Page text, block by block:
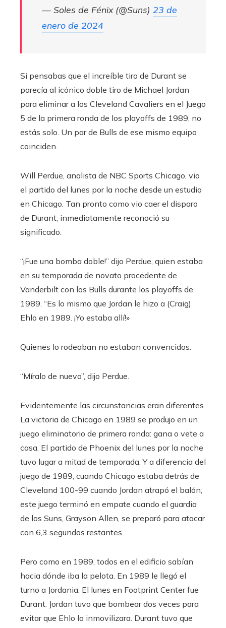
— Soles de Fénix (@Suns) 23 de
enero de 2024
Si pensabas que el increíble tiro de Durant se
parecía al icónico doble tiro de Michael Jordan
para eliminar a los Cleveland Cavaliers en el Juego
5 de la primera ronda de los playoffs de 1989, no
estás solo. Un par de Bulls de ese mismo equipo
coinciden.
Will Perdue, analista de NBC Sports Chicago, vio
el partido del lunes por la noche desde un estudio
en Chicago. Tan pronto como vio caer el disparo
de Durant, inmediatamente reconoció su
significado.
“¡Fue una bomba doble!” dijo Perdue, quien estaba
en su temporada de novato procedente de
Vanderbilt con los Bulls durante los playoffs de
1989. “Es lo mismo que Jordan le hizo a (Craig)
Ehlo en 1989. ¡Yo estaba allí!»
Quienes lo rodeaban no estaban convencidos.
“Míralo de nuevo”, dijo Perdue.
Evidentemente las circunstancias eran diferentes.
La victoria de Chicago en 1989 se produjo en un
juego eliminatorio de primera ronda: gana o vete a
casa. El partido de Phoenix del lunes por la noche
tuvo lugar a mitad de temporada. Y a diferencia del
juego de 1989, cuando Chicago estaba detrás de
Cleveland 100-99 cuando Jordan atrapó el balón,
este juego terminó en empate cuando el guardia
de los Suns, Grayson Allen, se preparó para atacar
con 6,3 segundos restantes.
Pero como en 1989, todos en el edificio sabían
hacia dónde iba la pelota. En 1989 le llegó el
turno a Jordania. El lunes en Footprint Center fue
Durant. Jordan tuvo que bombear dos veces para
evitar que Ehlo lo inmovilizara. Durant tuvo que